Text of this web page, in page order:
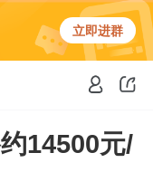
立即进群
14500元/